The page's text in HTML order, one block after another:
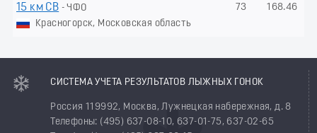
15 км СВ - ЧФО
Красногорск, Московская область
73 168.46
СИСТЕМА УЧЕТА РЕЗУЛЬТАТОВ ЛЫЖНЫХ ГОНОК
Россия 119992, Москва, Лужнецкая набережная, д. 8
Телефоны: (495) 637-08-10, 637-01-75, 637-02-65